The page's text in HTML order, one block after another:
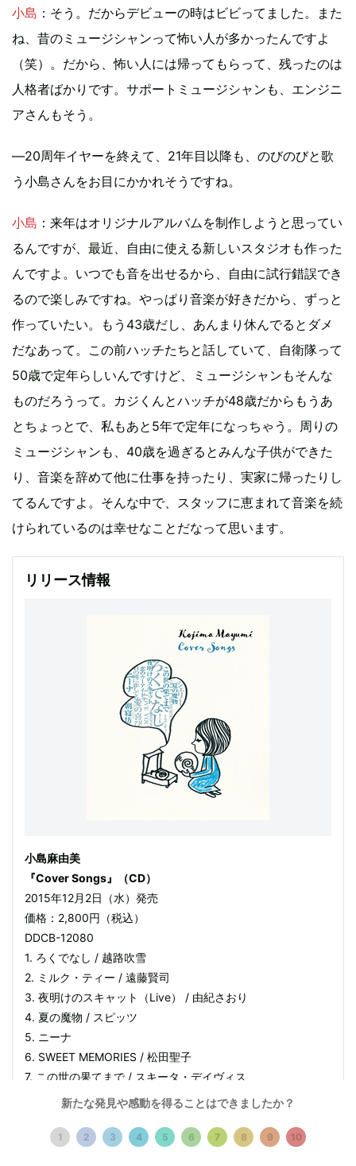
小島 ：そう。だからデビューの時はビビってました。また
ね、昔のミュージシャンって怖い人が多かったんですよ
（笑）。だから、怖い人には帰ってもらって、残ったのは
人格者ばかりです。サポートミュージシャンも、エンジニ
アさんもそう。
―20周年イヤーを終えて、21年目以降も、のびのびと歌
う小島さんをお目にかかれそうですね。
小島 ：来年はオリジナルアルバムを制作しようと思ってい
るんですが、最近、自由に使える新しいスタジオも作った
んですよ。いつでも音を出せるから、自由に試行錯誤でき
るので楽しみですね。やっぱり音楽が好きだから、ずっと
作っていたい。もう43歳だし、あんまり休んでるとダメ
だなあって。この前ハッチたちと話していて、自衛隊って
50歳で定年らしいんですけど、ミュージシャンもそんな
ものだろうって。カジくんとハッチが48歳だからもうあ
とちょっとで、私もあと5年で定年になっちゃう。周りの
ミュージシャンも、40歳を過ぎるとみんな子供ができた
り、音楽を辞めて他に仕事を持ったり、実家に帰ったりし
てるんですよ。そんな中で、スタッフに恵まれて音楽を続
けられているのは幸せなことだなって思います。
リリース情報
小島麻由美
『Cover Songs』（CD）
2015年12月2日（水）発売
価格：2,800円（税込）
DDCB-12080
1. ろくでなし / 越路吹雪
2. ミルク・ティー / 遠藤賢司
3. 夜明けのスキャット（Live） / 由紀さおり
4. 夏の魔物 / スピッツ
5. ニーナ
6. SWEET MEMORIES / 松田聖子
7. この世の果てまで / スキータ・デイヴィス
8. 恋のウーアイドゥ / リンジー・ディ・ポール
10. 朝寝坊 / 大滝詠一
新たな発見や感動を得ることはできましたか？
1 2 3 4 5 6 7 8 9 10